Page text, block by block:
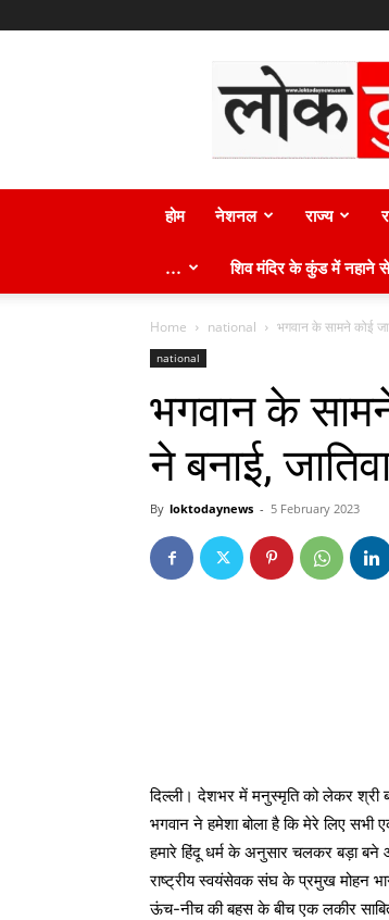
टुडे
न्यूज़
होम नेशनल राज्य
… शिव मंदिर के कुंड में नहाने से
Home national भगवान के सामने कोई
national
भगवान के
ने बनाई,
By loktodaynews - 5 February 2023
दिल्ली। देशभर में मनुस्मृति को लेकर श्री
भगवान ने हमेशा बोला है कि मेरे लिए
हमारे हिंदू धर्म के अनुसार चलकर बड़ा
राष्ट्रीय स्वयंसेवक संघ के प्रमुख मोहन
ऊंच-नीच की बहस के बीच एक लकीर